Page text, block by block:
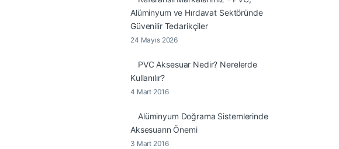
Alüminyum ve Hırdavat Sektöründe
Güvenilir Tedarikçiler
24 Mayıs 2026
PVC Aksesuar Nedir? Nerelerde
Kullanılır?
4 Mart 2016
Alüminyum Doğrama Sistemlerinde
Aksesuarın Önemi
3 Mart 2016